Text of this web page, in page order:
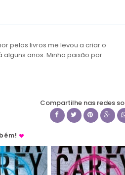
pelos livros me levou a criar o
alguns anos. Minha paixão por
Compartilhe nas redes